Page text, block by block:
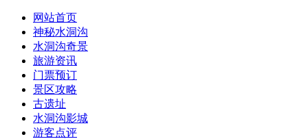
网站首页
神秘水洞沟
水洞沟奇景
旅游资讯
门票预订
景区攻略
古遗址
水洞沟影城
游客点评